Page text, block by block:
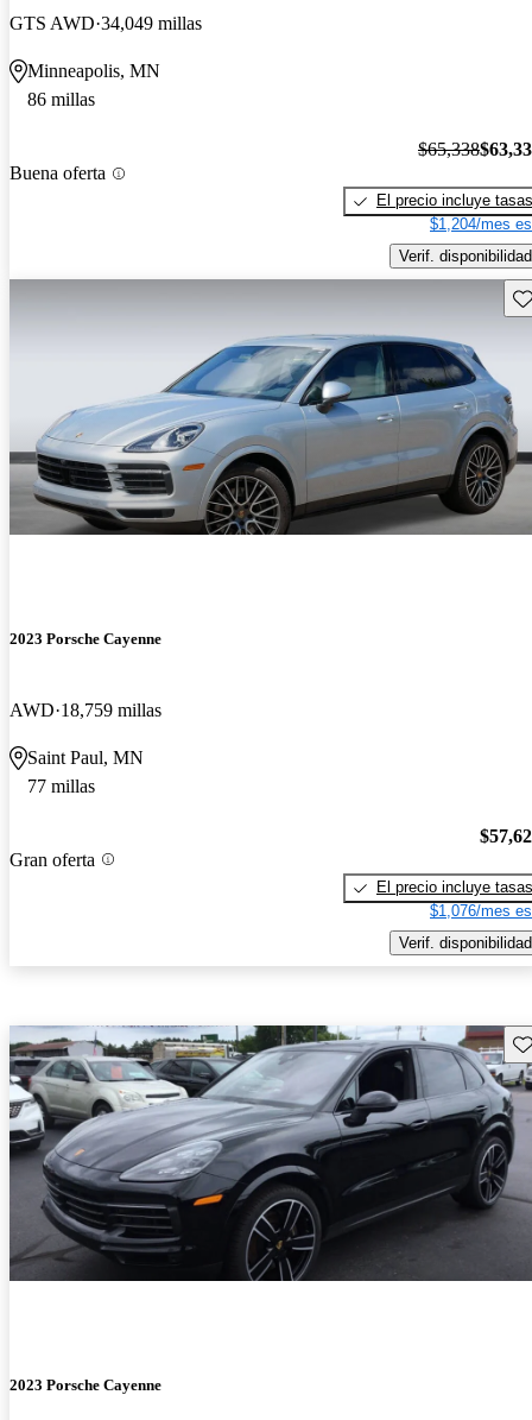
GTS AWD 34,049 millas
Minneapolis, MN
86 millas
Buena oferta
$65,338
El precio incluye tasas
$1,204/mes
Verif. disponibilidad
2023 Porsche Cayenne
AWD 18,759 millas
Saint Paul, MN
77 millas
Gran oferta
El precio incluye tasas
$1,076/mes
Verif. disponibilidad
2023 Porsche Cayenne